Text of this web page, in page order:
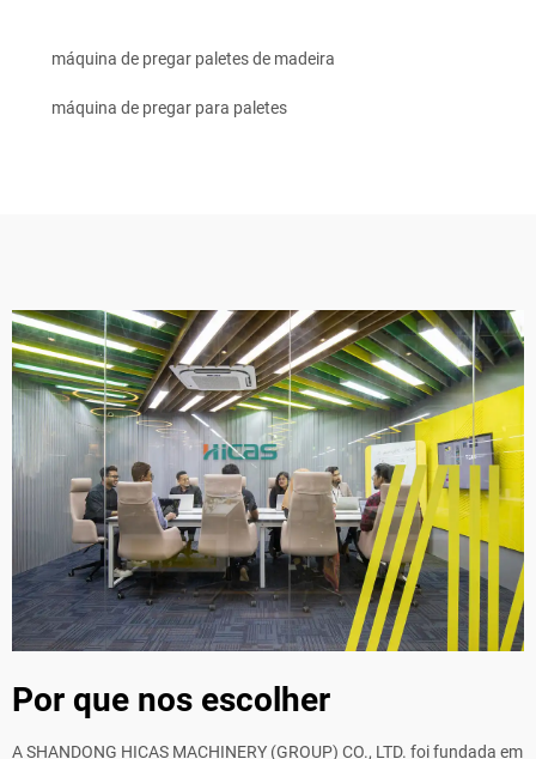
máquina de pregar paletes de madeira
máquina de pregar para paletes
Por que nos escolher
A SHANDONG HICAS MACHINERY (GROUP) CO., LTD. foi fundada em